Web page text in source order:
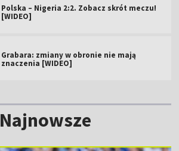
Polska – Nigeria 2:2. Zobacz skrót meczu!
[WIDEO]
Grabara: zmiany w obronie nie mają
znaczenia [WIDEO]
Najnowsze